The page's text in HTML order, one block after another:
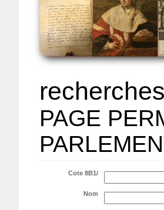
PAGE
Cote 8B1/
Nom